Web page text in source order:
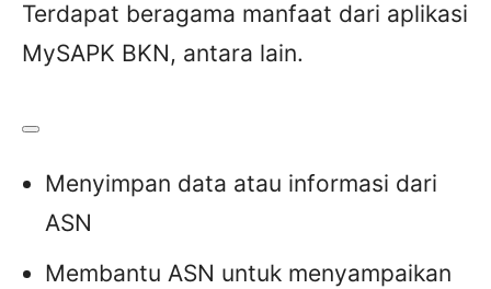
Terdapat beragama manfaat dari aplikasi
MySAPK BKN, antara lain.
Menyimpan data atau informasi dari
ASN
Membantu ASN untuk menyampaikan